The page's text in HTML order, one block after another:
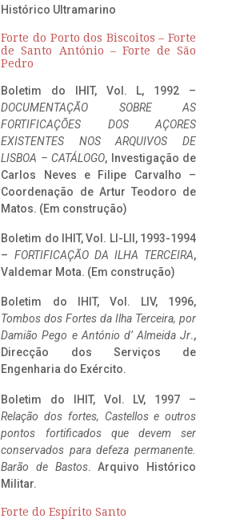
Histórico Ultramarino
Forte do Porto dos Biscoitos – Forte
de Santo António – Forte de São
Pedro
Boletim do IHIT, Vol. L, 1992 –
DOCUMENTAÇÃO SOBRE AS
FORTIFICAÇÕES DOS AÇORES
EXISTENTES NOS ARQUIVOS DE
LISBOA – CATÁLOGO, Investigação de
Carlos Neves e Filipe Carvalho –
Coordenação de Artur Teodoro de
Matos. (Em construção)
Boletim do IHIT, Vol. LI-LII, 1993-1994
– FORTIFICAÇÃO DA ILHA TERCEIRA,
Valdemar Mota. (Em construção)
Boletim do IHIT, Vol. LIV, 1996,
Tombos dos Fortes da Ilha Terceira, por
Damião Pego e António d’ Almeida Jr.,
Direcção dos Serviços de
Engenharia do Exército.
Boletim do IHIT, Vol. LV, 1997 –
Relação dos fortes, Castellos e outros
pontos fortificados que devem ser
conservados para defeza permanente.
Barão de Bastos. Arquivo Histórico
Militar.
Forte do Espírito Santo